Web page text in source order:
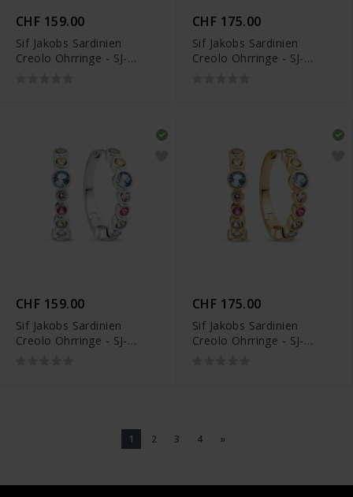
CHF 159.00
Sif Jakobs Sardinien
Creolo Ohrringe - SJ-
CHF 175.00
Sif Jakobs Sardinien
Creolo Ohrringe - SJ-
CHF 159.00
Sif Jakobs Sardinien
Creolo Ohrringe - SJ-
CHF 175.00
Sif Jakobs Sardinien
Creolo Ohrringe - SJ-
1 2 3 4 »